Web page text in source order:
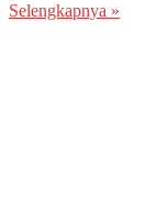
Selengkapnya »